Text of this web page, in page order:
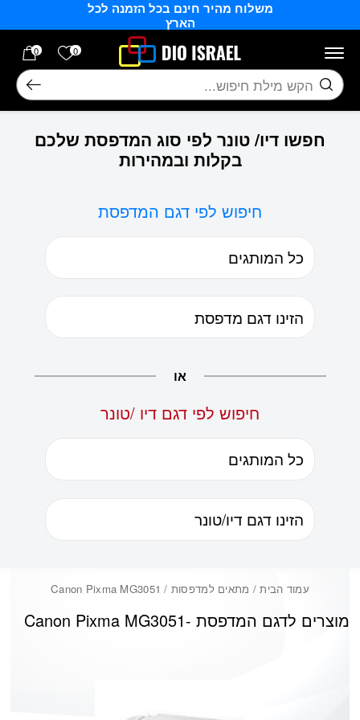
משלוח מהיר חינם בכל הזמנה לכל
הארץ
0 הרשימה
0
חיפוש
חפשו דיו/ טונר לפי סוג המדפסת שלכם
בקלות ובמהירות
חיפוש לפי דגם המדפסת
או
חיפוש לפי דגם דיו /טונר
עמוד הבית/ מתאים למדפסות / Canon Pixma MG3051
Canon Pixma MG3051מוצרים לדגם המדפסת -